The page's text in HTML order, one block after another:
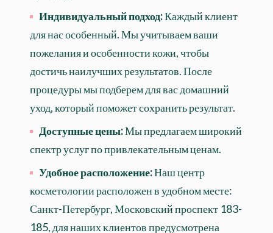
Индивидуальный подход:Каждый клиент
для нас особенный. Мы учитываем ваши
пожелания и особенности кожи, чтобы
достичь наилучших результатов. После
процедуры мы подберем для вас домашний
уход, который поможет сохранить результат.
Доступные цены:Мы предлагаем широкий
спектр услуг по привлекательным ценам.
Удобное расположение:Наш центр
косметологии расположен в удобном месте:
Санкт-Петербург, Московский проспект 183-
185, для наших клиентов предусмотрена